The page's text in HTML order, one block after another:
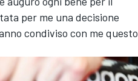
per me una decisione
condiviso con me questo